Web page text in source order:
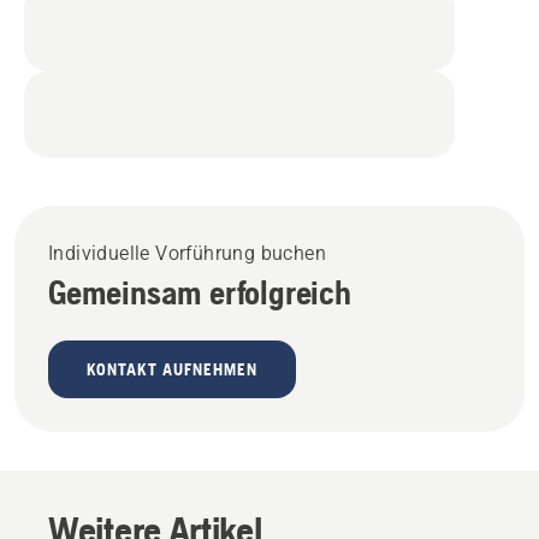
Individuelle Vorführung buchen
Gemeinsam erfolgreich
KONTAKT AUFNEHMEN
Weitere Artikel